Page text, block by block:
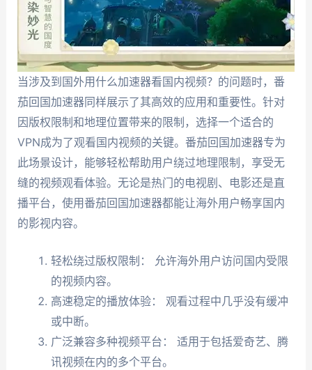
当涉及到国外用什么加速器看国内视频？的问题时，番
茄回国加速器同样展示了其高效的应用和重要性。针对
因版权限制和地理位置带来的限制，选择一个适合的
VPN成为了观看国内视频的关键。番茄回国加速器专为
此场景设计，能够轻松帮助用户绕过地理限制，享受无
缝的视频观看体验。无论是热门的电视剧、电影还是直
播平台，使用番茄回国加速器都能让海外用户畅享国内
的影视内容。
轻松绕过版权限制： 允许海外用户访问国内受限
的视频内容。
高速稳定的播放体验： 观看过程中几乎没有缓冲
或中断。
广泛兼容多种视频平台： 适用于包括爱奇艺、腾
讯视频在内的多个平台。